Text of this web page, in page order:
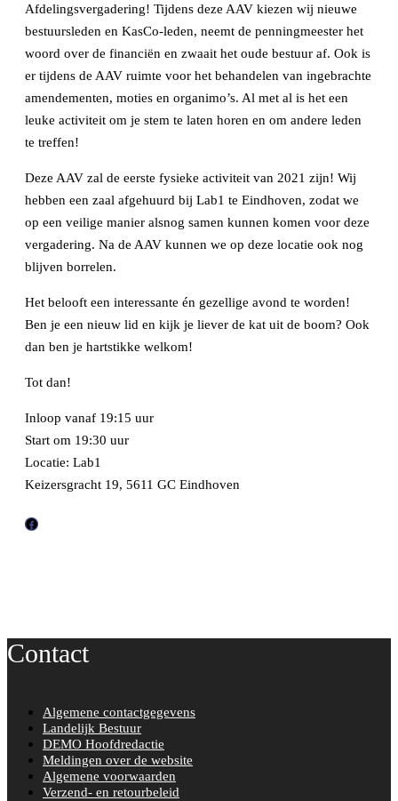
Afdelingsvergadering! Tijdens deze AAV kiezen wij nieuwe
bestuursleden en KasCo-leden, neemt de penningmeester het
woord over de financiën en zwaait het oude bestuur af. Ook is
er tijdens de AAV ruimte voor het behandelen van ingebrachte
amendementen, moties en organimo’s. Al met al is het een
leuke activiteit om je stem te laten horen en om andere leden
te treffen!
Deze AAV zal de eerste fysieke activiteit van 2021 zijn! Wij
hebben een zaal afgehuurd bij Lab1 te Eindhoven, zodat we
op een veilige manier alsnog samen kunnen komen voor deze
vergadering. Na de AAV kunnen we op deze locatie ook nog
blijven borrelen.
Het belooft een interessante én gezellige avond te worden!
Ben je een nieuw lid en kijk je liever de kat uit de boom? Ook
dan ben je hartstikke welkom!
Tot dan!
Inloop vanaf 19:15 uur
Start om 19:30 uur
Locatie: Lab1
Keizersgracht 19, 5611 GC Eindhoven
F
o
Contact
Algemene contactgegevens
Landelijk Bestuur
DEMO Hoofdredactie
Meldingen over de website
Algemene voorwaarden
Verzend- en retourbeleid